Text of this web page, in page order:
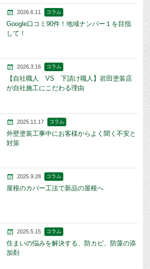
2026.6.11 コラム
Google口コミ90件！地域ナンバー１を目指
して！
2026.3.16 コラム
【自社職人 VS 下請け職人】岩田塗装店
が自社施工にこだわる理由
2025.11.17 コラム
外壁塗装工事中にお客様からよく聞く不安と
対策
2025.9.28 コラム
屋根のカバー工法で新品の屋根へ
2025.5.15 コラム
住まいの悩みを解決する、防カビ、防藻の添
加剤